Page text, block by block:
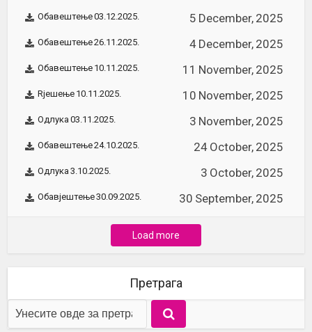
5 December, 2025
Обавештење 03.12.2025.
4 December, 2025
Обавештење 26.11.2025.
11 November, 2025
Обавештење 10.11.2025.
10 November, 2025
Rјешење 10.11.2025.
3 November, 2025
Одлука 03.11.2025.
24 October, 2025
Обавештење 24.10.2025.
3 October, 2025
Одлука 3.10.2025.
30 September, 2025
Обавјештење 30.09.2025.
Load more
Претрага